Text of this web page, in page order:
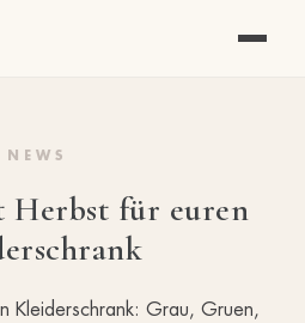
NEWS
Herbst für euren
Kleiderschrank: Grau, Gruen,